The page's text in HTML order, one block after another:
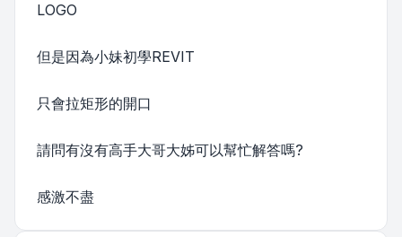
LOGO
但是因為小妹初學REVIT
只會拉矩形的開口
請問有沒有高手大哥大姊可以幫忙解答嗎?
感激不盡